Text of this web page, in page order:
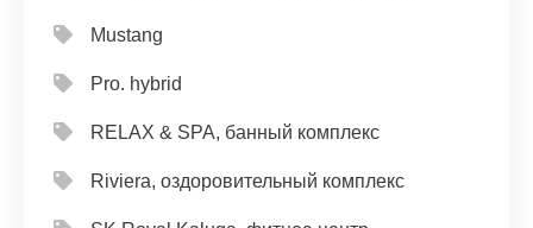
Mustang
Pro. hybrid
RELAX & SPA, банный комплекс
Riviera, оздоровительный комплекс